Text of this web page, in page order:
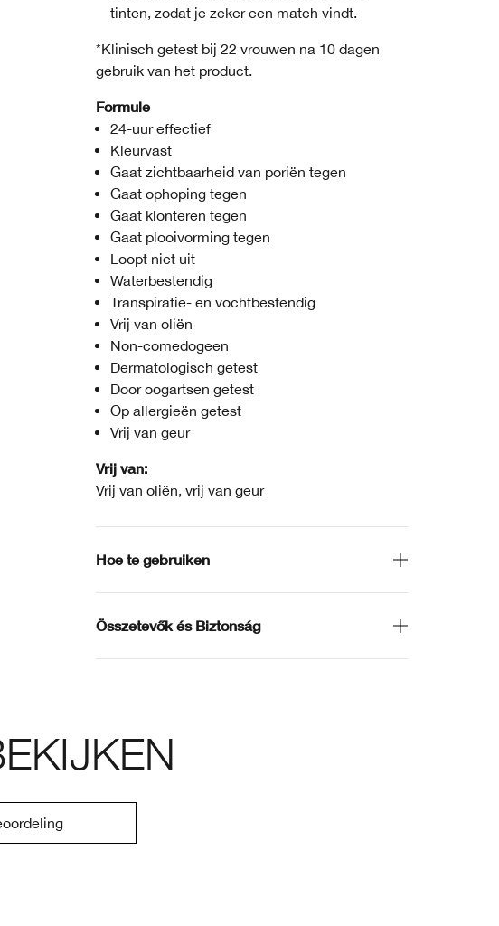
tinten, zodat je zeker een match vindt.
*Klinisch getest bij 22 vrouwen na 10 dagen
gebruik van het product.
Formule
24-uur effectief
Kleurvast
Gaat zichtbaarheid van poriën tegen
Gaat ophoping tegen
Gaat klonteren tegen
Gaat plooivorming tegen
Loopt niet uit
Waterbestendig
Transpiratie- en vochtbestendig
Vrij van oliën
Non-comedogeen
Dermatologisch getest
Door oogartsen getest
Op allergieën getest
Vrij van geur
Vrij van:
Vrij van oliën, vrij van geur
Hoe te gebruiken
Összetevők és Biztonság